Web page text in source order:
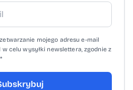
mojego adresu e-mail
w celu wysyłki newslettera, zgodnie z
. *